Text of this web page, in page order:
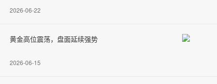
2026-06-22
黄金高位震荡，盘面延续强势
2026-06-15